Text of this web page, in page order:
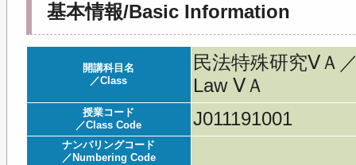
基本情報/Basic Information
開講科目名
／Class
民法特殊研究ⅤＡ
Law ⅤＡ
授業コード
／Class Code
J011191001
ナンバリングコード
／Numbering Code